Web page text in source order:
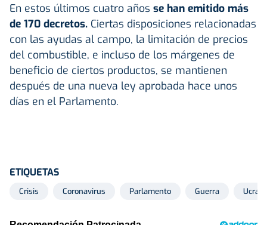
En estos últimos cuatro años se han emitido más
de 170 decretos. Ciertas disposiciones relacionadas
con las ayudas al campo, la limitación de precios
del combustible, e incluso de los márgenes de
beneficio de ciertos productos, se mantienen
después de una nueva ley aprobada hace unos
días en el Parlamento.
ETIQUETAS
Crisis Coronavirus Parlamento Guerra